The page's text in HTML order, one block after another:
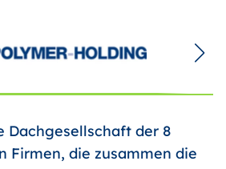
Dachgesellschaft der 8
Firmen, die zusammen die